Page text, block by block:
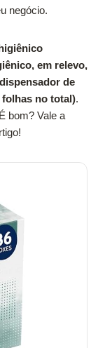
negócio.
em relevo,
de
folhas no total).
bom? Vale a